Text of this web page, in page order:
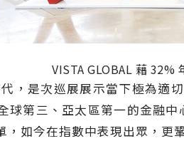
VISTA GLOBAL 藉 32%
，是次巡展展示當下極為
球第三、亞太區第一的金融
如今在指數中表現出眾，更